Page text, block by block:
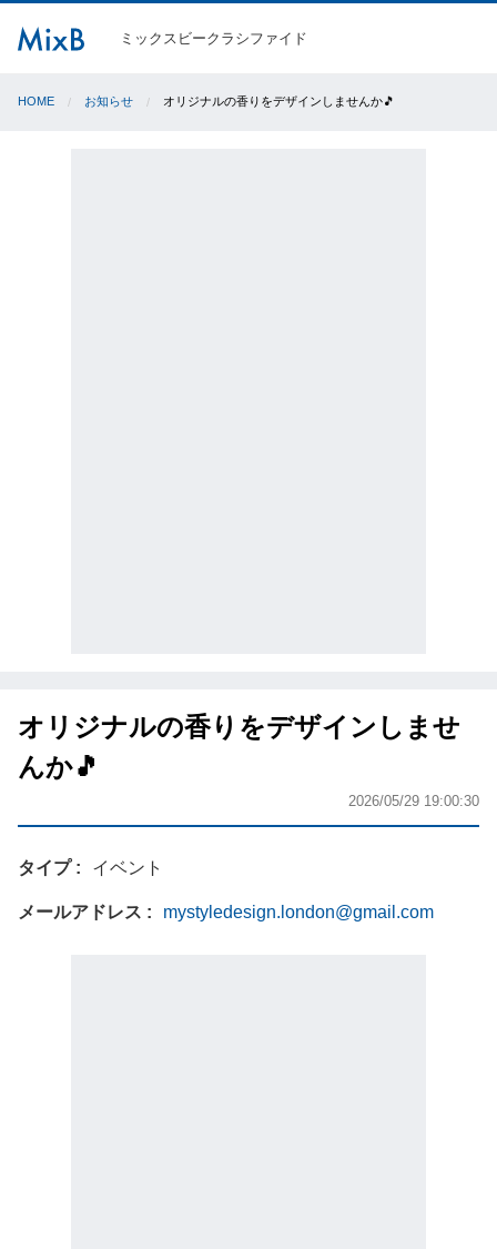
ミックスビークラシファイド
HOME お知らせ オリジナルの香りをデザインしませんか🎵
オリジナルの香りをデザインしませ
んか🎵
2026/05/29 19:00:30
タイプ イベント
メールアドレス mystyledesign.london@gmail.com